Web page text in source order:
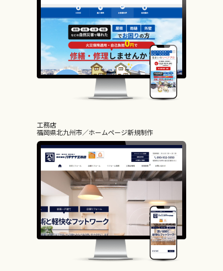
工務店
福岡県北九州市 ホームページ新規制作